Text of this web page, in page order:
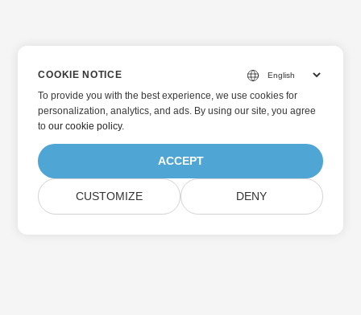
COOKIE NOTICE
To provide you with the best experience, we use cookies for
personalization, analytics, and ads. By using our site, you agree
toour cookie policy.
ACCEPT
CUSTOMIZE DENY